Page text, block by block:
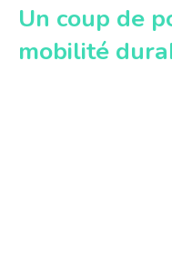
Un coup de
mobilité